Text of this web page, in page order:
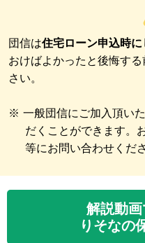
団信は住宅ローン申込時に
おけばよかったと後悔す
さい。
※ 一般団信にご加入頂い
だくことができます。
等にお問い合わせくださ
解説動
りそなの